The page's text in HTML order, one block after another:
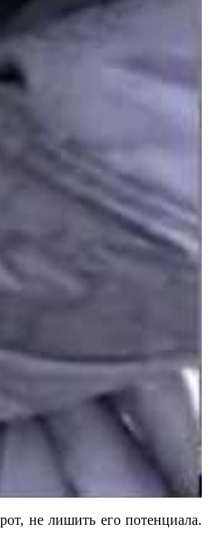
не лишить его потенциала.